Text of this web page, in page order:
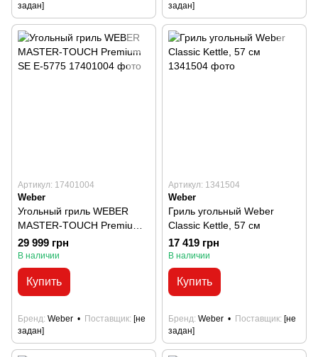
задан]
задан]
Артикул: 17401004
Weber
Угольный гриль WEBER
MASTER-TOUCH Premium
SE E-5775
29 999 грн
В наличии
Купить
Бренд Weber Поставщик [не
задан]
Артикул: 1341504
Weber
Гриль угольный Weber
Classic Kettle, 57 см
17 419 грн
В наличии
Купить
Бренд Weber Поставщик [не
задан]